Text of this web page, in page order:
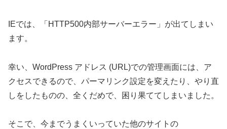
IEでは、「HTTP500内部サーバーエラー」が出てしまい
ます。
幸い、WordPress アドレス (URL)での管理画面には、ア
クセスできるので、パーマリンク設定を変えたり、やり直
しをしたものの、全くだめで、困り果ててしまいました。
そこで、今までうまくいっていた他のサイトの